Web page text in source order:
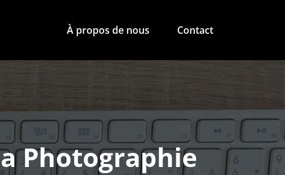
À propos de nous Contact
Photographie